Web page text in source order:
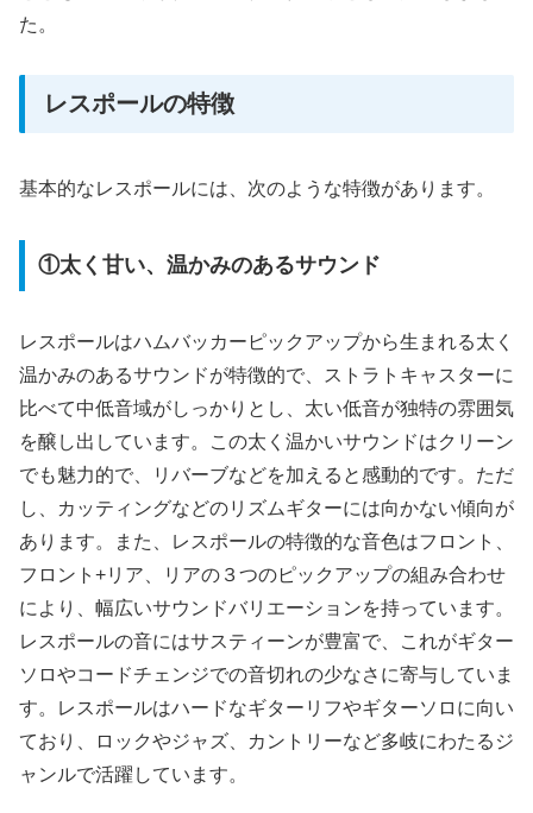
た。
レスポールの特徴
基本的なレスポールには、次のような特徴があります。
①太く甘い、温かみのあるサウンド
レスポールはハムバッカーピックアップから生まれる太く
温かみのあるサウンドが特徴的で、ストラトキャスターに
比べて中低音域がしっかりとし、太い低音が独特の雰囲気
を醸し出しています。この太く温かいサウンドはクリーン
でも魅力的で、リバーブなどを加えると感動的です。ただ
し、カッティングなどのリズムギターには向かない傾向が
あります。また、レスポールの特徴的な音色はフロント、
フロント+リア、リアの３つのピックアップの組み合わせ
により、幅広いサウンドバリエーションを持っています。
レスポールの音にはサスティーンが豊富で、これがギター
ソロやコードチェンジでの音切れの少なさに寄与していま
す。レスポールはハードなギターリフやギターソロに向い
ており、ロックやジャズ、カントリーなど多岐にわたるジ
ャンルで活躍しています。